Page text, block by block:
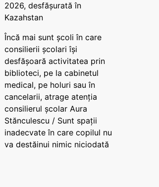
2026, desfășurată în
Kazahstan
Încă mai sunt școli în care
consilierii școlari își
desfășoară activitatea prin
biblioteci, pe la cabinetul
medical, pe holuri sau în
cancelarii, atrage atenția
consilierul școlar Aura
Stănculescu / Sunt spații
inadecvate în care copilul nu
va destăinui nimic niciodată